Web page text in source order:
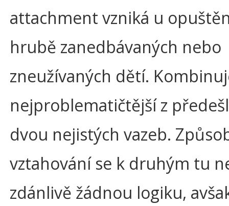
attachment vzniká u
hrubě zanedbávaných nebo
zneužívaných dětí.
nejproblematičtější z
dvou nejistých vazeb.
vztahování se k druhým tu
zdánlivě žádnou logiku,